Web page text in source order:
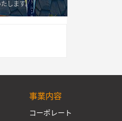
します。
事業内容
コーポレート